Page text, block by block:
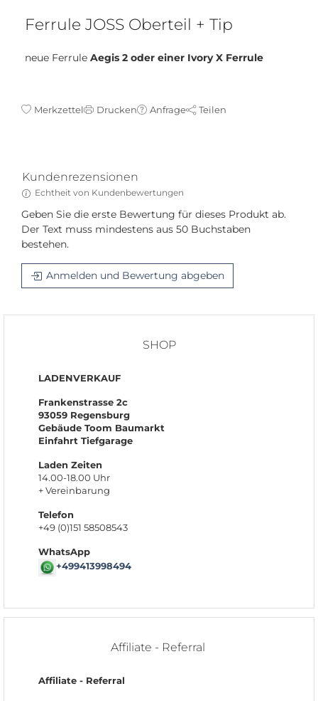
Ferrule JOSS Oberteil + Tip
neue Ferrule Aegis 2 oder einer Ivory X Ferrule
Merkzettel Drucken Anfrage Teilen
Kundenrezensionen
Echtheit von Kundenbewertungen
Geben Sie die erste Bewertung für dieses Produkt ab.
Der Text muss mindestens aus 50 Buchstaben
bestehen.
Anmelden und Bewertung abgeben
SHOP
LADENVERKAUF
Frankenstrasse 2c
93059 Regensburg
Gebäude Toom Baumarkt
Einfahrt Tiefgarage
Laden Zeiten
14.00-18.00 Uhr
+ Vereinbarung
Telefon
+49 (0)151 58508543
WhatsApp
+499413998494
Affiliate - Referral
Affiliate - Referral